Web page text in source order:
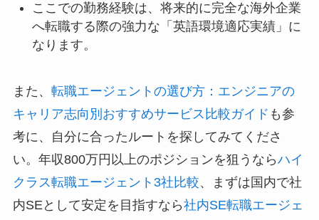
ここでの勤務経験は、将来的に完全な海外企業
へ転職する際の強力な「英語環境適応実績」に
なります。
また、 転職エージェントの選び方：エンジニアの
キャリア志向別おすすめサービス比較ガイド も参
考に、自分に合ったルートを探してみてくださ
い。年収800万円以上のポジションを狙うならハイ
クラス転職エージェント3社比較、まずは国内で社
内SEとして安定を目指すなら社内SE転職エージェ